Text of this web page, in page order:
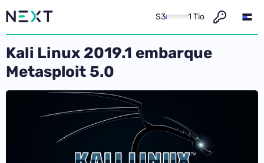
S3 1 Tio
Kali Linux 2019.1 embarque
Metasploit 5.0